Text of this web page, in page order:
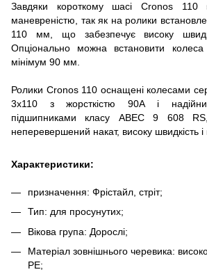
Завдяки короткому шасі Cronos 110
маневреністю, так як на ролики
110 мм, що забезпечує високу
Опціонально можна встановити
мінімум 90 мм.
Ролики Cronos 110 оснащені колесами
3х110 з жорсткістю 90А і
підшипниками класу АВЕС 9 608 RS,
неперевершений накат, високу швидкість і
Характеристики:
призначення: Фрістайл, стріт;
Тип: для просунутих;
Вікова група: Дорослі;
Матеріал зовнішнього черевика:
PE;